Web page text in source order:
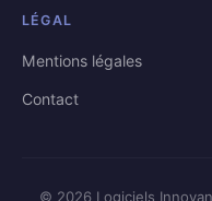
LÉGAL
Mentions légales
Contact
© 2026 Logiciels